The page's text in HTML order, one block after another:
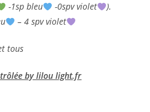
-1sp bleu -0spv violet
).
– 4 spv violet
tous
by lilou light.fr